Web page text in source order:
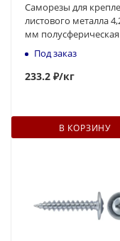
Саморезы для
листового металла
мм полусферическая
головка, наконечник -
сверло
Под заказ
233.2 ₽/кг
В КОРЗИНУ